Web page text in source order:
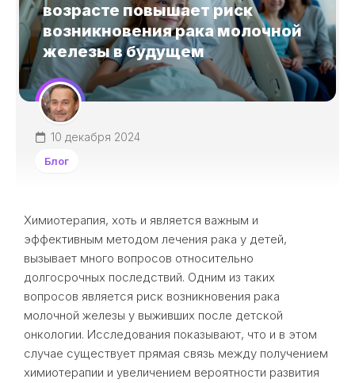
возрасте повышает риск
возникновения рака молочной
железы в будущем
10 декабря 2024
Блог
Химиотерапия, хоть и является важным и
эффективным методом лечения рака у детей,
вызывает много вопросов относительно
долгосрочных последствий. Одним из таких
вопросов является риск возникновения рака
молочной железы у выживших после детской
онкологии. Исследования показывают, что и в этом
случае существует прямая связь между получением
химиотерапии и увеличением вероятности развития